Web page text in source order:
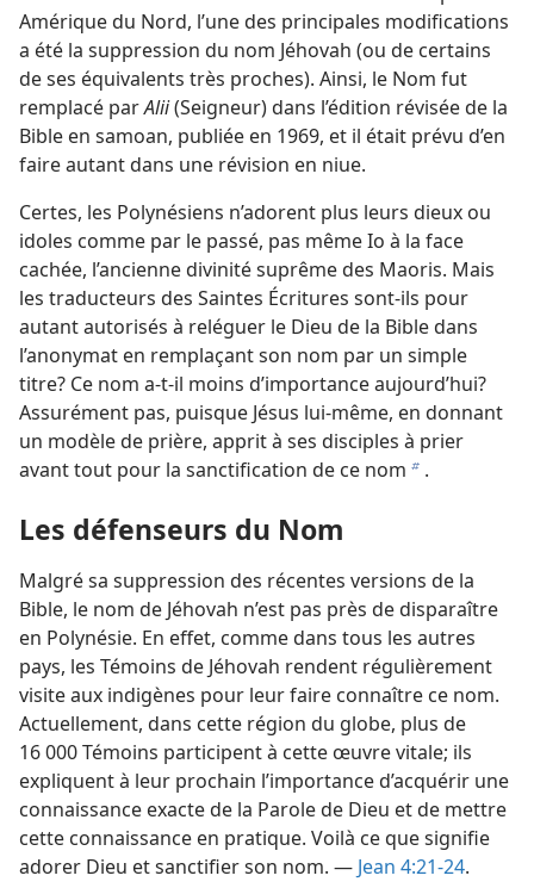
Amérique du Nord, l’une des principales modifications
a été la suppression du nom Jéhovah (ou de certains
de ses équivalents très proches). Ainsi, le Nom fut
remplacé parAlii(Seigneur) dans l’édition révisée de la
Bible en samoan, publiée en 1969, et il était prévu d’en
faire autant dans une révision en niue.
Certes, les Polynésiens n’adorent plus leurs dieux ou
idoles comme par le passé, pas même Io à la face
cachée, l’ancienne divinité suprême des Maoris. Mais
les traducteurs des Saintes Écritures sont-ils pour
autant autorisés à reléguer le Dieu de la Bible dans
l’anonymat en remplaçant son nom par un simple
titre? Ce nom a-t-il moins d’importance aujourd’hui?
Assurément pas, puisque Jésus lui-même, en donnant
un modèle de prière, apprit à ses disciples à prier
avant tout pour la sanctification de ce nom b .
Les défenseurs du Nom
Malgré sa suppression des récentes versions de la
Bible, le nom de Jéhovah n’est pas près de disparaître
en Polynésie. En effet, comme dans tous les autres
pays, les Témoins de Jéhovah rendent régulièrement
visite aux indigènes pour leur faire connaître ce nom.
Actuellement, dans cette région du globe, plus de
16 000 Témoins participent à cette œuvre vitale; ils
expliquent à leur prochain l’importance d’acquérir une
connaissance exacte de la Parole de Dieu et de mettre
cette connaissance en pratique. Voilà ce que signifie
adorer Dieu et sanctifier son nom. — Jean 4:21-24.